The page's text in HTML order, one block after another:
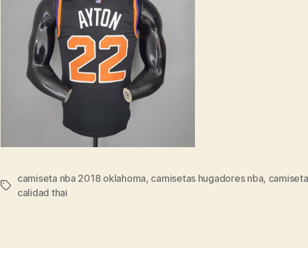
Etiquetas
camiseta nba 2018 oklahoma, camisetas hugadores nba,
calidad thai